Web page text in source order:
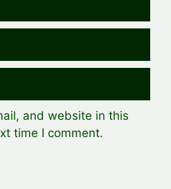
and website in this
time I comment.